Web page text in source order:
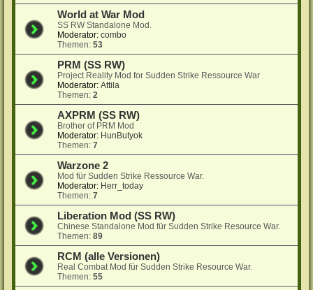
World at War Mod
SS RW Standalone Mod.
Moderator: combo
Themen:53
PRM (SS RW)
Project Reality Mod for Sudden Strike Ressource War
Moderator: Attila
Themen:2
AXPRM (SS RW)
Brother of PRM Mod
Moderator: HunButyok
Themen:7
Warzone 2
Mod für Sudden Strike Ressource War.
Moderator: Herr_today
Themen:7
Liberation Mod (SS RW)
Chinese Standalone Mod für Sudden Strike Resource War.
Themen:89
RCM (alle Versionen)
Real Combat Mod für Sudden Strike Resource War.
Themen:55